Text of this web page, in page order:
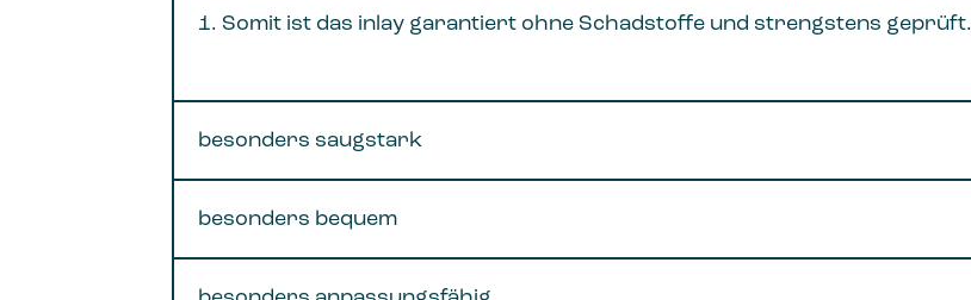
1. Somit ist das inlay garantiert ohne Schadstoffe und strengstens geprüft.
besonders saugstark
besonders bequem